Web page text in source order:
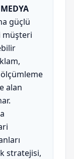
güçlü
müşteri
alan
stratejisi,